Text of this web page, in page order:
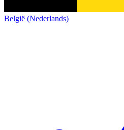
België (Nederlands)